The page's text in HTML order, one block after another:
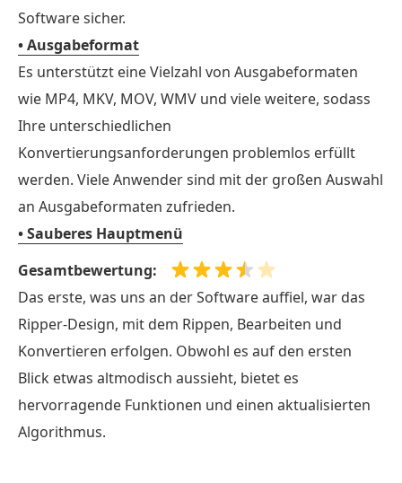
Software sicher.
• Ausgabeformat
Es unterstützt eine Vielzahl von Ausgabeformaten
wie MP4, MKV, MOV, WMV und viele weitere, sodass
Ihre unterschiedlichen
Konvertierungsanforderungen problemlos erfüllt
werden. Viele Anwender sind mit der großen Auswahl
an Ausgabeformaten zufrieden.
• Sauberes Hauptmenü
Gesamtbewertung:
Das erste, was uns an der Software auffiel, war das
Ripper-Design, mit dem Rippen, Bearbeiten und
Konvertieren erfolgen. Obwohl es auf den ersten
Blick etwas altmodisch aussieht, bietet es
hervorragende Funktionen und einen aktualisierten
Algorithmus.